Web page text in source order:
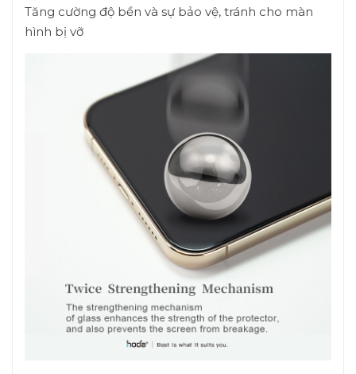
Tăng cường độ bền và sự bảo vệ, tránh cho màn
hình bị vỡ